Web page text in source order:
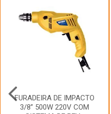
FURADEIRA DE IMPACTO
3/8” 500W 220V COM